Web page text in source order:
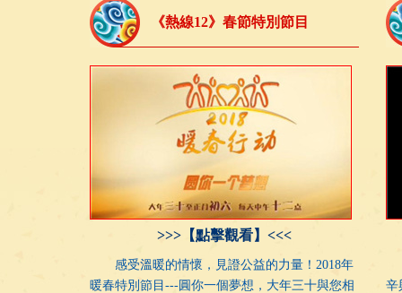
《熱線12》春節特別節目
>>>【點擊觀看】<<<
感受溫暖的情懷，見證公益的力量！2018年
暖春特別節目---圓你一個夢想，大年三十與您相
辛